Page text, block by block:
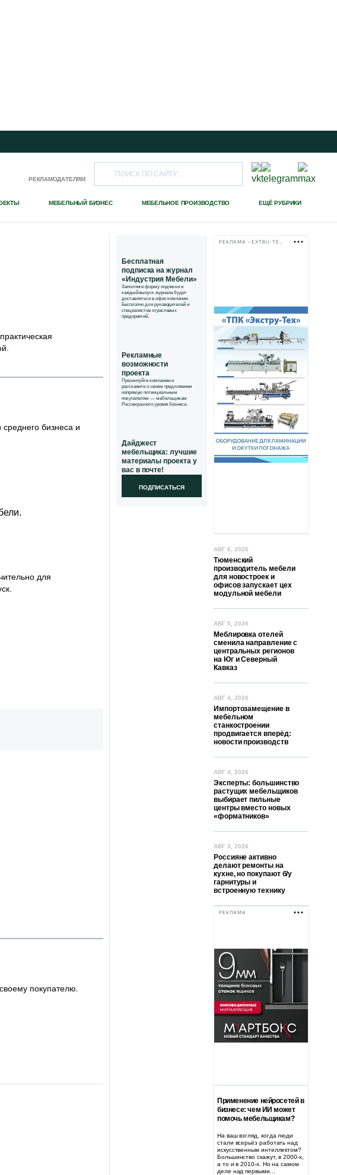
РЕКЛАМОДАТЕЛЯМ
МЕБЕЛЬНЫЙ БИЗНЕС МЕБЕЛЬНОЕ ПРОИЗВОДСТВО ЕЩЁ РУБРИКИ
бизнеса и
для
покупателю.
Бесплатная
подписка на журнал
«Индустрия Мебели»
Заполните форму подписки и
каждый выпуск журнала будет
доставляться в офис компании.
Бесплатно для руководителей и
специалистов отраслевых
предприятий.
Рекламные
возможности
проекта
Презентуйте компанию и
расскажите о своем предложении
напрямую потенциальным
покупателям — мебельщикам
России разного уровня бизнеса.
Дайджест
мебельщика: лучшие
материалы проекта у
вас в почте!
ПОДПИСАТЬСЯ
АВГ 6, 2026
Тюменский
производитель мебели
для новостроек и
офисов запускает цех
модульной мебели
АВГ 5, 2026
Меблировка отелей
сменила направление с
центральных регионов
на Юг и Северный
Кавказ
АВГ 4, 2026
Импортозамещение в
мебельном
станкостроении
продвигается вперёд:
новости производств
АВГ 4, 2026
Эксперты: большинство
растущих мебельщиков
выбирает пильные
центры вместо новых
«форматников»
АВГ 3, 2026
Россияне активно
делают ремонты на
кухне, но покупают б/у
гарнитуры и
встроенную технику
РЕКЛАМА
Применение нейросетей в
бизнесе: чем ИИ может
помочь мебельщикам?
На ваш взгляд, когда люди
стали всерьёз работать над
искусственным интеллектом?
Большинство скажут, в 2000-х,
а то и в 2010-х. Но на самом
деле над первыми...